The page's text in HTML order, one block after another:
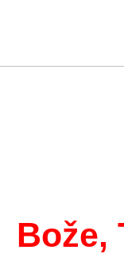
Bože,